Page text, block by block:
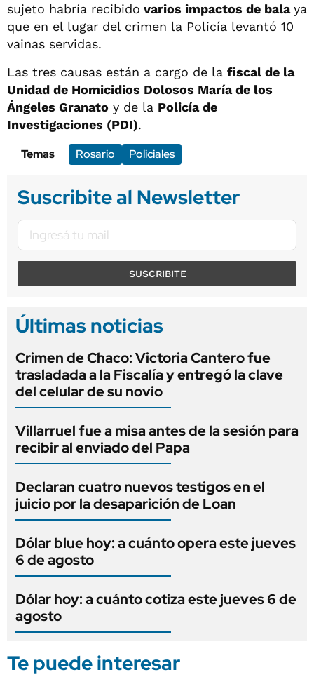
sujeto habría recibido varios impactos de balaya
que en el lugar del crimen la Policía levantó 10
vainas servidas.
Las tres causas están a cargo de la fiscal de la
Unidad de Homicidios Dolosos María de los
Ángeles Granato y de la Policía de
Investigaciones (PDI).
Temas
Rosario Policiales
Suscribite al Newsletter
SUSCRIBITE
Últimas noticias
Crimen de Chaco: Victoria Cantero fue
trasladada a la Fiscalía y entregó la clave
del celular de su novio
Villarruel fue a misa antes de la sesión para
recibir al enviado del Papa
Declaran cuatro nuevos testigos en el
juicio por la desaparición de Loan
Dólar blue hoy: a cuánto opera este jueves
6 de agosto
Dólar hoy: a cuánto cotiza este jueves 6 de
agosto
Te puede interesar